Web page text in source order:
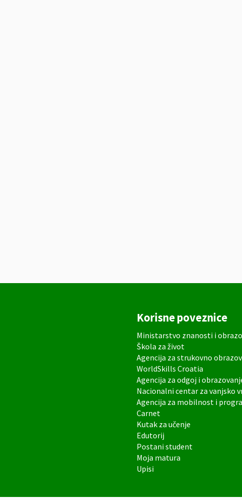
Korisne poveznice
Ministarstvo znanosti i
Škola za život
Agencija za strukovno
WorldSkills Croatia
Agencija za odgoj i
Nacionalni centar za vanjsko
Agencija za mobilnost i
Carnet
Kutak za učenje
Edutorij
Postani student
Moja matura
Upisi